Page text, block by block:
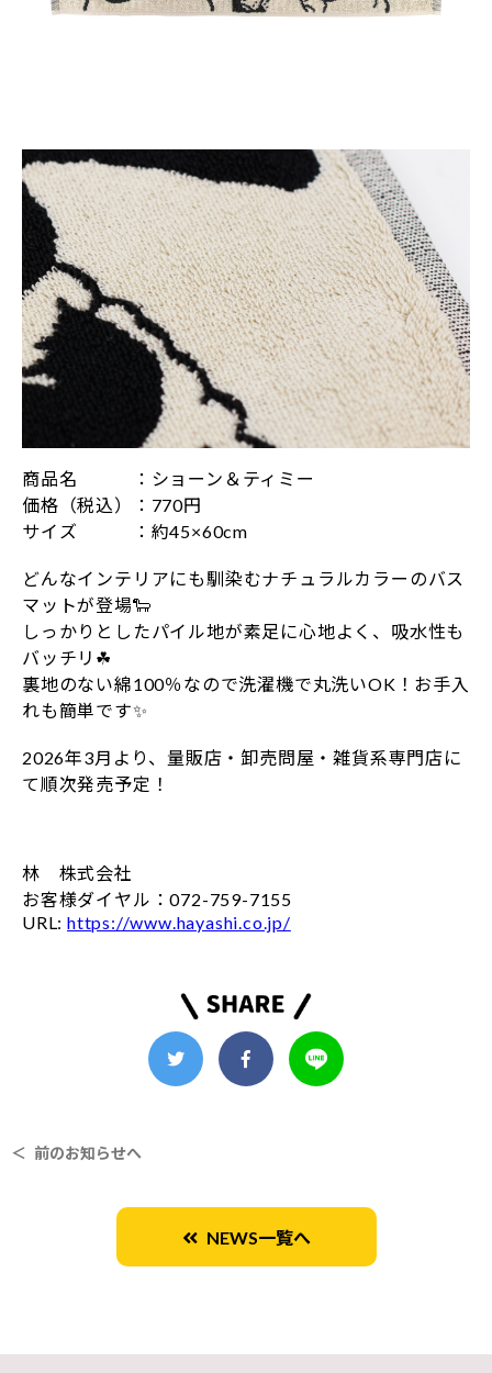
商品名 ：ショーン＆ティミー
価格（税込）：770円
サイズ ：約45×60cm
どんなインテリアにも馴染むナチュラルカラーのバス
マットが登場🐑
しっかりとしたパイル地が素足に心地よく、吸水性も
バッチリ☘
裏地のない綿100％なので洗濯機で丸洗いOK！お手入
れも簡単です✨
2026年3月より、量販店・卸売問屋・雑貨系専門店に
て順次発売予定！
林 株式会社
お客様ダイヤル：072-759-7155
URL: https://www.hayashi.co.jp/
＜ 前のお知らせへ
NEWS一覧へ